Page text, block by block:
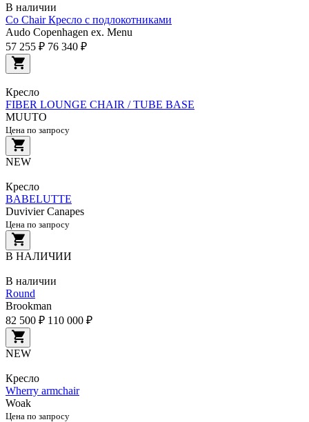
В наличии
Co Chair Кресло с подлокотниками
Audo Copenhagen ex. Menu
57 255 ₽ 76 340 ₽
Кресло
FIBER LOUNGE CHAIR / TUBE BASE
MUUTO
Цена по запросу
NEW
Кресло
BABELUTTE
Duvivier Canapes
Цена по запросу
В НАЛИЧИИ
В наличии
Round
Brookman
82 500 ₽ 110 000 ₽
NEW
Кресло
Wherry armchair
Woak
Цена по запросу